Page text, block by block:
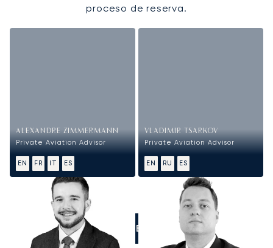
proceso de reserva.
ALEXANDRE ZIMMERMANN
Private Aviation Advisor
EN FR IT ES
VLADIMIR TSARKOV
Private Aviation Advisor
EN RU ES
LLÁMENOS